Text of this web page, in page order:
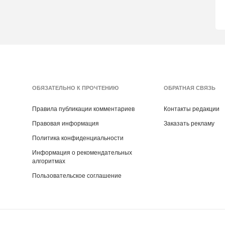
ОБЯЗАТЕЛЬНО К ПРОЧТЕНИЮ
Правила публикации комментариев
Правовая информация
Политика конфиденциальности
Информация о рекомендательных
алгоритмах
Пользовательское соглашение
ОБРАТНАЯ СВЯЗЬ
Контакты редакции
Заказать рекламу